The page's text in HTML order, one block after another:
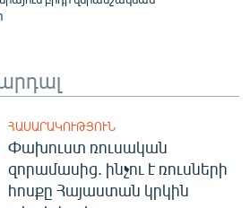
ՀԱՍԱՐԱԿՈՒԹՅՈՒՆ
Փախուստ ռուսական
զորամասից. ինչու է ռուսների
հոսքը Հայաստան կրկին